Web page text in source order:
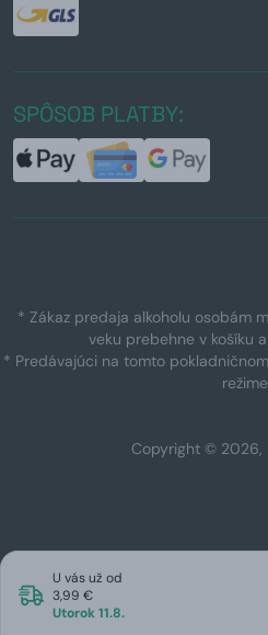
Utorok 11.8.
U vás už od
3,99 €
SPÔSOB PLATBY:
* Zákaz predaja alkoholu osobám
veku prebehne v košíku
* Predávajúci na tomto
režime
Copyright © 2026,